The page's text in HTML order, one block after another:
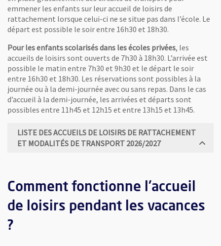
emmener les enfants sur leur accueil de loisirs de
rattachement lorsque celui-ci ne se situe pas dans l’école. Le
départ est possible le soir entre 16h30 et 18h30.
Pour les enfants scolarisés dans les écoles privées, les
accueils de loisirs sont ouverts de 7h30 à 18h30. L’arrivée est
possible le matin entre 7h30 et 9h30 et le départ le soir
entre 16h30 et 18h30. Les réservations sont possibles à la
journée ou à la demi-journée avec ou sans repas. Dans le cas
d’accueil à la demi-journée, les arrivées et départs sont
possibles entre 11h45 et 12h15 et entre 13h15 et 13h45.
LISTE DES ACCUEILS DE LOISIRS DE RATTACHEMENT
ET MODALITÉS DE TRANSPORT 2026/2027
Comment fonctionne l'accueil
de loisirs pendant les vacances
?